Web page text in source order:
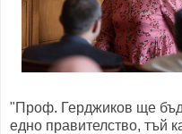
"Проф. Герджиков ще
едно правителство, тъй